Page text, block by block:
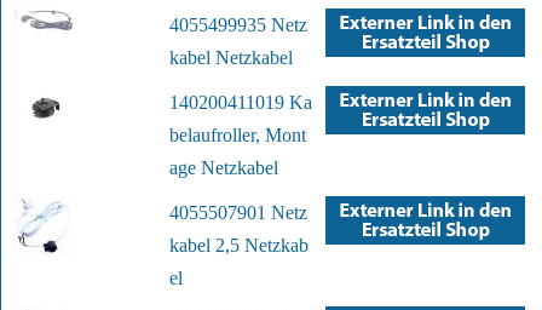
4055499935 Netz
kabel Netzkabel
140200411019 Ka
belaufroller, Mont
age Netzkabel
4055507901 Netz
kabel 2,5 Netzkab
el